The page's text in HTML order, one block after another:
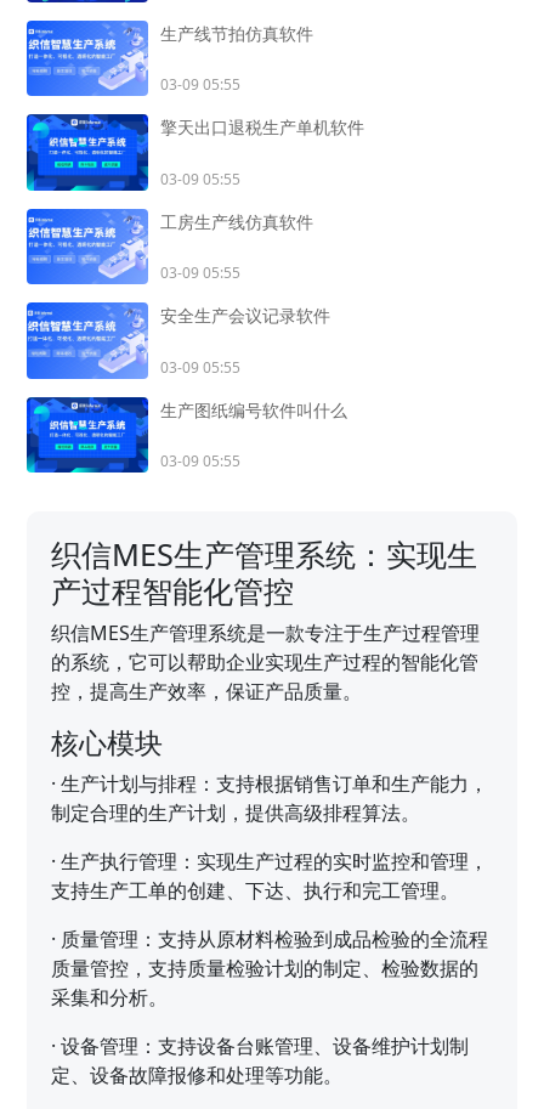
生产线节拍仿真软件
03-09 05:55
擎天出口退税生产单机软件
03-09 05:55
工房生产线仿真软件
03-09 05:55
安全生产会议记录软件
03-09 05:55
生产图纸编号软件叫什么
03-09 05:55
织信MES生产管理系统：实现生
产过程智能化管控
织信MES生产管理系统是一款专注于生产过程管理
的系统，它可以帮助企业实现生产过程的智能化管
控，提高生产效率，保证产品质量。
核心模块
·生产计划与排程：支持根据销售订单和生产能力，
制定合理的生产计划，提供高级排程算法。
·生产执行管理：实现生产过程的实时监控和管理，
支持生产工单的创建、下达、执行和完工管理。
· 质量管理：支持从原材料检验到成品检验的全流程
质量管控，支持质量检验计划的制定、检验数据的
采集和分析。
·设备管理：支持设备台账管理、设备维护计划制
定、设备故障报修和处理等功能。